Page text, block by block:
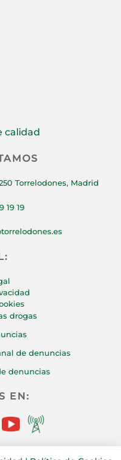
calidad
Torrelodones, Madrid
19 19
drogas
de denuncias
denuncias
EN: